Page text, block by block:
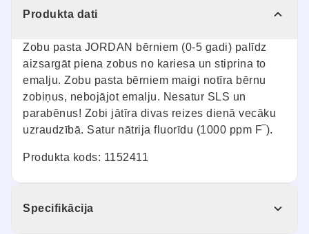
Produkta dati
Zobu pasta JORDAN bērniem (0-5 gadi) palīdz
aizsargāt piena zobus no kariesa un stiprina to
emalju. Zobu pasta bērniem maigi notīra bērnu
zobiņus, nebojājot emalju. Nesatur SLS un
parabēnus! Zobi jātīra divas reizes dienā vecāku
uzraudzībā. Satur nātrija fluorīdu (1000 ppm F‾).
Produkta kods: 1152411
Specifikācija